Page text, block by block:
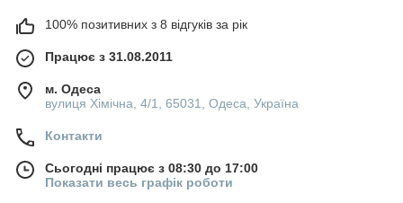
100% позитивних з 8 відгуків за рік
Працює з 31.08.2011
м. Одеса
вулиця Хімічна, 4/1, 65031, Одеса, Україна
Контакти
Сьогодні працює з 08:30 до 17:00
Показати весь графік роботи